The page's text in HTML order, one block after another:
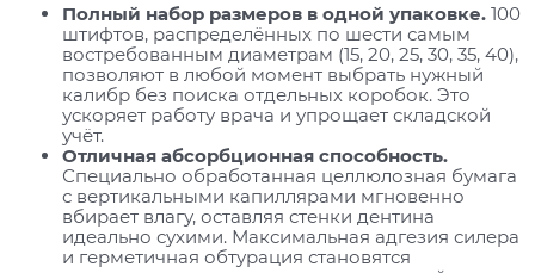
Полный набор размеров в одной упаковке. 100
штифтов, распределённых по шести самым
востребованным диаметрам (15, 20, 25, 30, 35, 40),
позволяют в любой момент выбрать нужный
калибр без поиска отдельных коробок. Это
ускоряет работу врача и упрощает складской
учёт.
Отличная абсорбционная способность.
Специально обработанная целлюлозная бумага
с вертикальными капиллярами мгновенно
вбирает влагу, оставляя стенки дентина
идеально сухими. Максимальная адгезия силера
и герметичная обтурация становятся